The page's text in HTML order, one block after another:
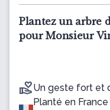
Plantez un arbre
pour Monsieur
Un geste fort et
Planté en